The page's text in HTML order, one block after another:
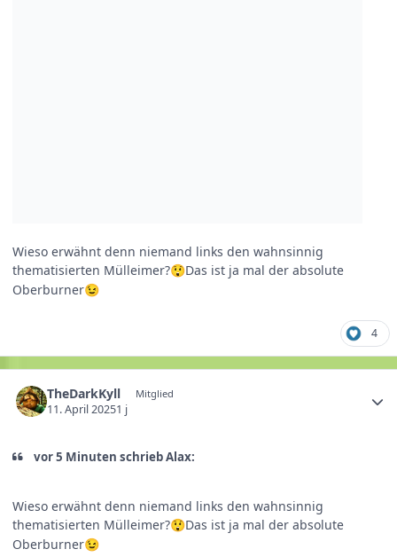
Wieso erwähnt denn niemand links den wahnsinnig
thematisierten Mülleimer?😲Das ist ja mal der absolute
Oberburner😉
4
TheDarkKyll Mitglied
11. April 20251 j
vor 5 Minuten schrieb Alax:
Wieso erwähnt denn niemand links den wahnsinnig
thematisierten Mülleimer?😲Das ist ja mal der absolute
Oberburner😉